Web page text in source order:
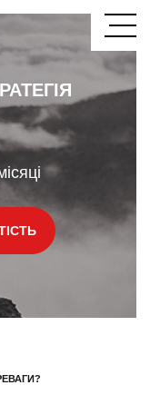
проектів у 60+ напрямках бізнесу